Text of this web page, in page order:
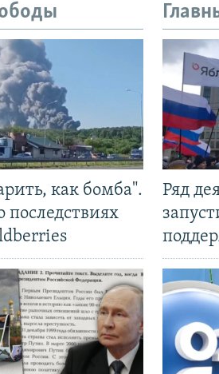
как бомба".
последствиях
Ряд